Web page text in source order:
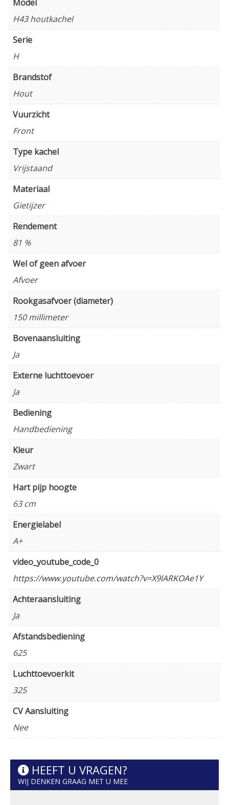
Model
H43 houtkachel
Serie
H
Brandstof
Hout
Vuurzicht
Front
Type kachel
Vrijstaand
Materiaal
Gietijzer
Rendement
81 %
Wel of geen afvoer
Afvoer
Rookgasafvoer (diameter)
150 millimeter
Bovenaansluiting
Ja
Externe luchttoevoer
Ja
Bediening
Handbediening
Kleur
Zwart
Hart pijp hoogte
63 cm
Energielabel
A+
video_youtube_code_0
https://www.youtube.com/watch?v=X9lARKOAe1Y
Achteraansluiting
Ja
Afstandsbediening
625
Luchttoevoerkit
325
CV Aansluiting
Nee
HEEFT U VRAGEN?
WIJ DENKEN GRAAG MET U MEE